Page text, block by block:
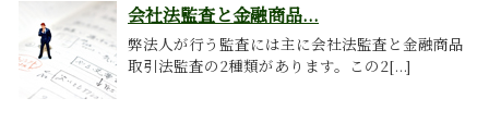
会社法監査と金融商品...
弊法人が行う監査には主に会社法監査と金融商品
取引法監査の2種類があります。この2[...]